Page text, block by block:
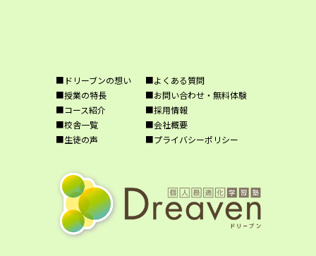
■ドリーブンの想い
■授業の特長
■コース紹介
■校舎一覧
■生徒の声
■よくある質問
■お問い合わせ・無料体験
■採用情報
■会社概要
■プライバシーポリシー